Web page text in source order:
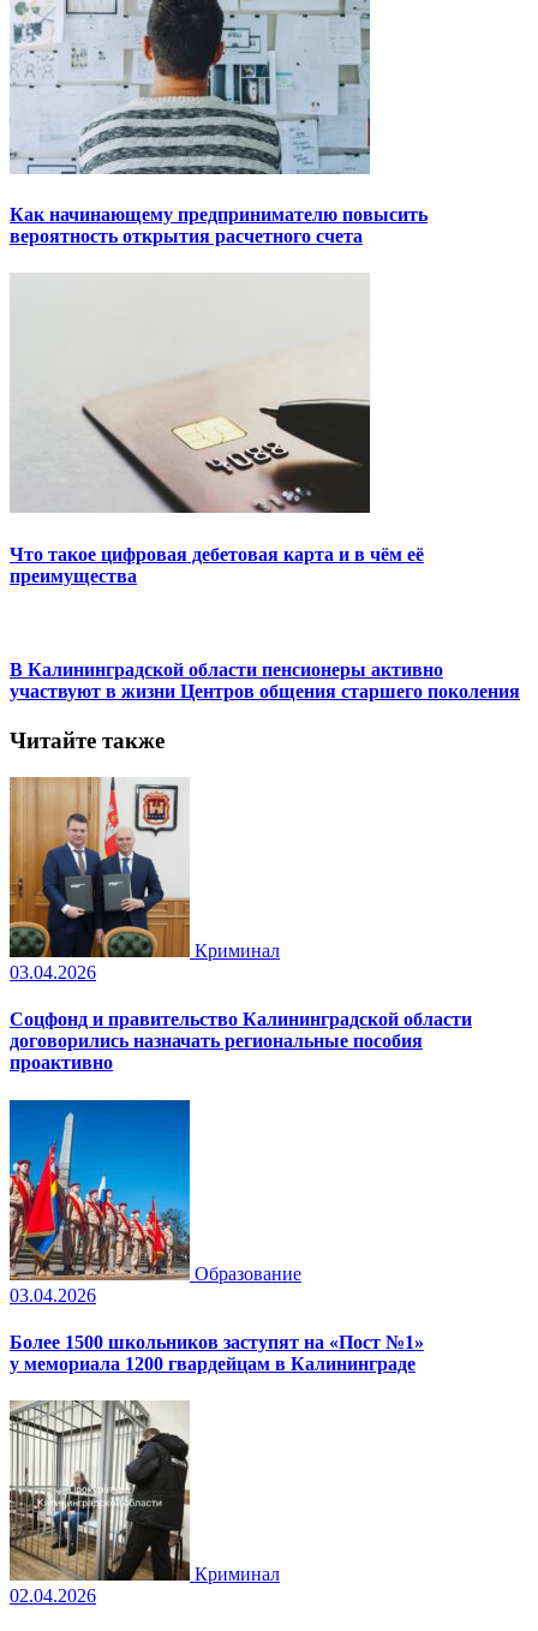
Как начинающему предпринимателю повысить
вероятность открытия расчетного счета
Что такое цифровая дебетовая карта и в чём её
преимущества
В Калининградской области пенсионеры активно
участвуют в жизни Центров общения старшего поколения
Читайте также
Криминал
03.04.2026
Соцфонд и правительство Калининградской области
договорились назначать региональные пособия
проактивно
Образование
03.04.2026
Более 1500 школьников заступят на «Пост №1»
у мемориала 1200 гвардейцам в Калининграде
Криминал
02.04.2026